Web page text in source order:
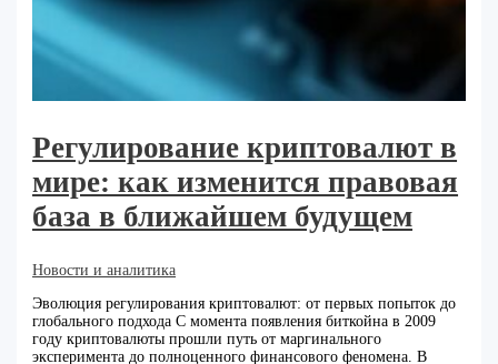
Регулирование криптовалют в
мире: как изменится правовая
база в ближайшем будущем
Новости и аналитика
Эволюция регулирования криптовалют: от первых попыток до
глобального подхода С момента появления биткойна в 2009
году криптовалюты прошли путь от маргинального
эксперимента до полноценного финансового феномена. В